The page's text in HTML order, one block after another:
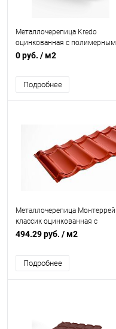
Металлочерепица Kredo
оцинкованная с полимерным
покрытием 0,45х1190мм RAL
0 руб. / м2
Подробнее
Металлочерепица Монтеррей
классик оцинкованная с
полимерным покрытием
494.29 руб. / м2
Подробнее